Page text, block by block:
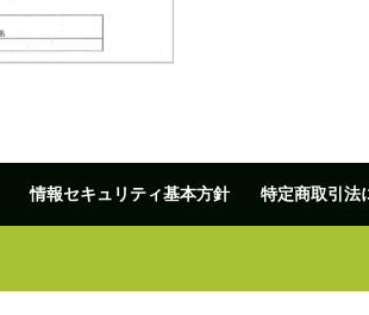
情報セキュリティ基本方針 特定商取引法